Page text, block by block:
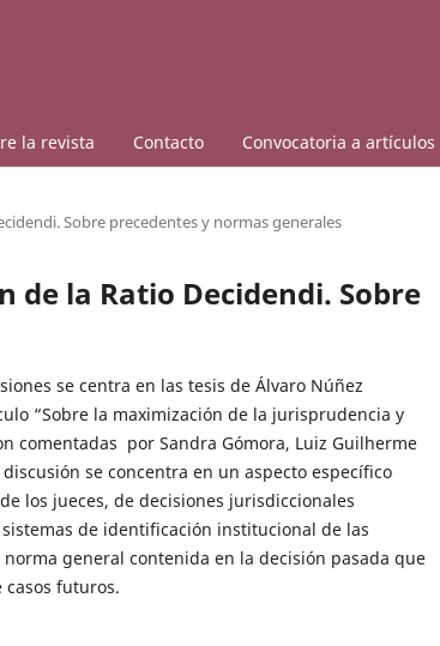
la revista Contacto Convocatoria a artículos
Sobre precedentes y normas generales
de la Ratio Decidendi. Sobre
se centra en las tesis de Álvaro Núñez
“Sobre la maximización de la jurisprudencia y
comentadas por Sandra Gómora, Luiz Guilherme
se concentra en un aspecto específico
los jueces, de decisiones jurisdiccionales
de identificación institucional de las
norma general contenida en la decisión pasada que
futuros.